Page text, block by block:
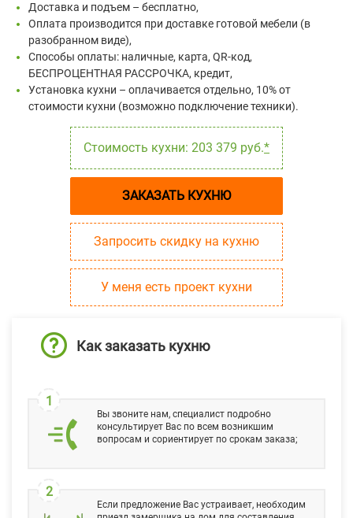
Доставка и подъем – бесплатно,
Оплата производится при доставке готовой мебели (в
разобранном виде),
Способы оплаты: наличные, карта, QR-код,
БЕСПРОЦЕНТНАЯ РАССРОЧКА, кредит,
Установка кухни – оплачивается отдельно, 10% от
стоимости кухни (возможно подключение техники).
Стоимость кухни: 203 379 руб.*
ЗАКАЗАТЬ КУХНЮ
Запросить скидку на кухню
У меня есть проект кухни
Как заказать кухню
1
Вы звоните нам, специалист подробно
консультирует Вас по всем возникшим
вопросам и сориентирует по срокам заказа;
2
Если предложение Вас устраивает, необходим